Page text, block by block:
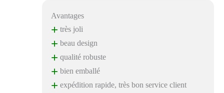
Avantages
+ très joli
+ beau design
+ qualité robuste
+ bien emballé
+ expédition rapide, très bon service client